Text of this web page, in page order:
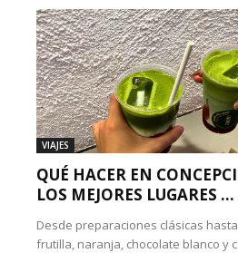
VIAJES
QUÉ HACER EN
LOS MEJORES LUGARES ...
Desde preparaciones clásicas
frutilla, naranja, chocolate blanco y